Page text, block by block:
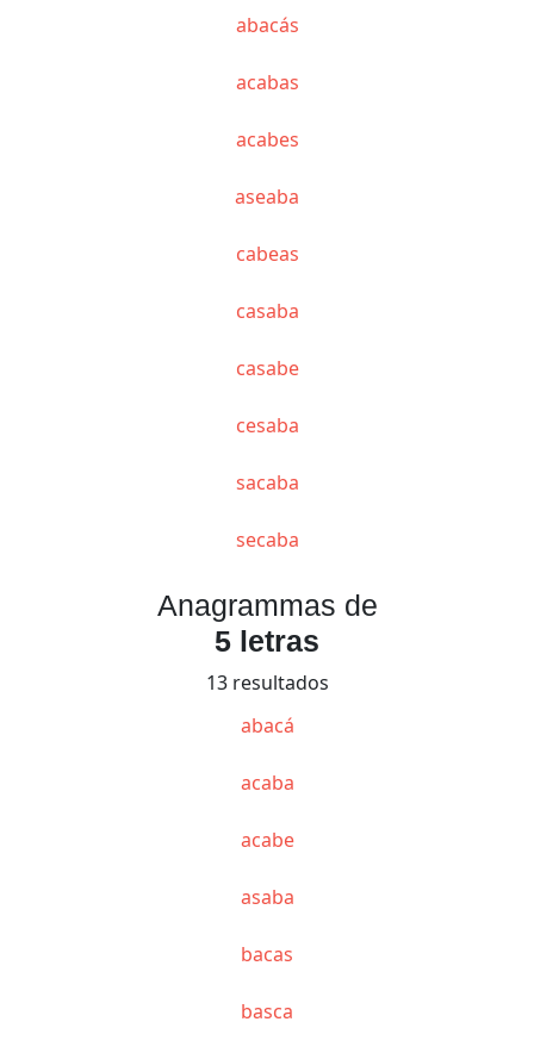
abacás
acabas
acabes
aseaba
cabeas
casaba
casabe
cesaba
sacaba
secaba
Anagrammas de
5 letras
13 resultados
abacá
acaba
acabe
asaba
bacas
basca